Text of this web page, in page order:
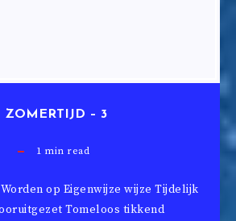
ZOMERTIJD – 3
1 min read
op Eigenwijze wijze Tijdelijk
Tomeloos tikkend